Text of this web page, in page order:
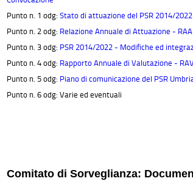
Punto n. 1 odg: Stato di attuazione del PSR 2014/2022
Punto n. 2 odg: Relazione Annuale di Attuazione -
Punto n. 3 odg: PSR 2014/2022 - Modifiche ed
Punto n. 4 odg: Rapporto Annuale di Valutazione -
Punto n. 5 odg: Piano di comunicazione del PSR
Punto n. 6 odg: Varie ed eventuali
Comitato di Sorveglianza: